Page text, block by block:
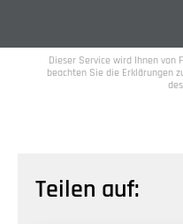
Dieser Service wird Ihnen von
beachten Sie die Erklärungen
Teilen auf: